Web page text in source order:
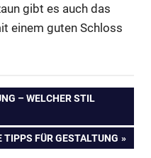
gibt es auch das
einem guten Schloss
– WELCHER STIL
TIPPS FÜR GESTALTUNG